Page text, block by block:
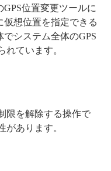
GPS位置変更ツールに
仮想位置を指定できる
でシステム全体のGPS
れています。
限を解除する操作で
があります。